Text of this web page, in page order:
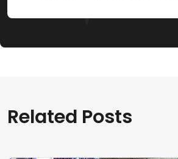
Related Posts